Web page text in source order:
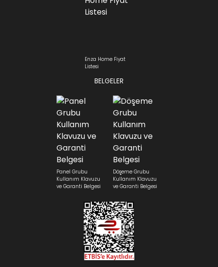
Enza Home Fiyat
Listesi
BELGELER
Panel Grubu
Kullanım Klavuzu
ve Garanti Belgesi
Döşeme Grubu
Kullanım Klavuzu
ve Garanti Belgesi